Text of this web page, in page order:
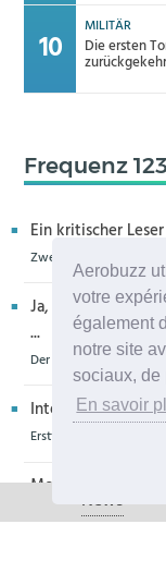
Aerobuzz
votre
également
notre site
sociaux, de
En savoir
MILITÄR
Die ersten
Frequenz
Ein kritischer
Zweiter H160M-Prototyp
Ja, sehr
...
Der Zero-G Airbus in
Interessantes
Erstflug der Piper
Moin aus
PZL Mielec fertigt die
News